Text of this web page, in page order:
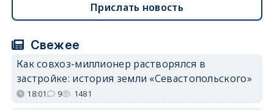
Прислать новость
Свежее
Как совхоз-миллионер растворялся в
застройке: история земли «Севастопольского»
18:01 9 1481